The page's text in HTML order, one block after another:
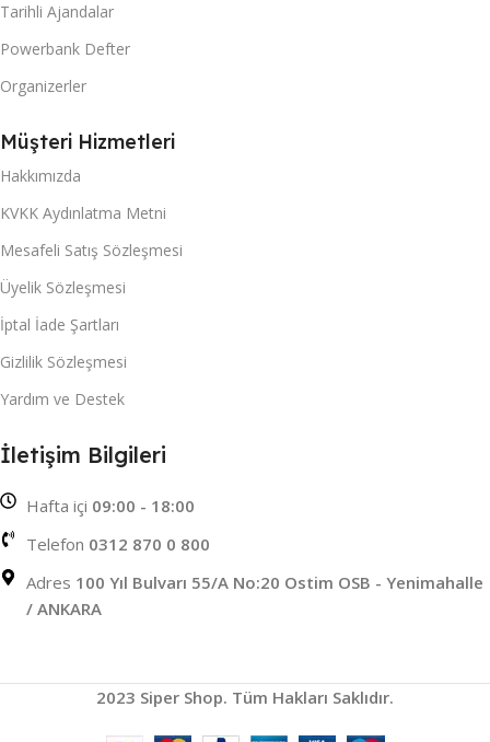
Tarihli Ajandalar
Powerbank Defter
Organizerler
Müşteri Hizmetleri
Hakkımızda
KVKK Aydınlatma Metni
Mesafeli Satış Sözleşmesi
Üyelik Sözleşmesi
İptal İade Şartları
Gizlilik Sözleşmesi
Yardım ve Destek
İletişim Bilgileri
Hafta içi 09:00 - 18:00
Telefon 0312 870 0 800
Adres 100 Yıl Bulvarı 55/A No:20 Ostim OSB - Yenimahalle
/ ANKARA
2023 Siper Shop. Tüm Hakları Saklıdır.